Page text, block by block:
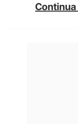
Continua